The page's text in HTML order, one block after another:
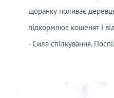
щоранку поливає
підкормлює кошенят і
- Сила спілкування.